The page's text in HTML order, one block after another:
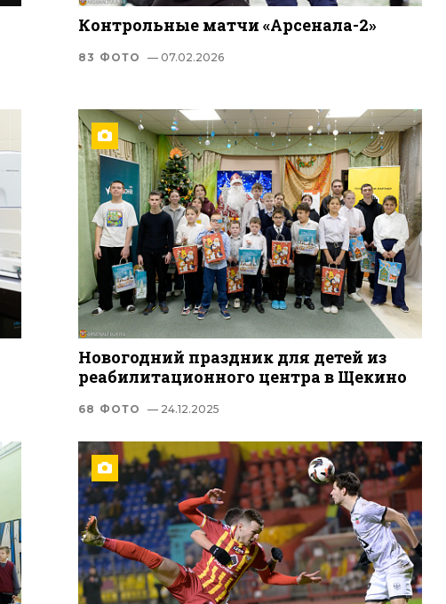
Контрольные матчи «Арсенала-2»
83 ФОТО — 07.02.2026
Новогодний праздник для детей из
реабилитационного центра в Щекино
68 ФОТО — 24.12.2025